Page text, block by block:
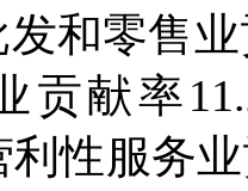
和零售
贡献率
利性服务